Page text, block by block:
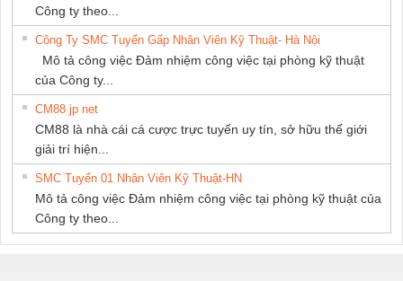
Công ty theo...
Công Ty SMC Tuyển Gấp Nhân Viên Kỹ Thuật- Hà Nội
Mô tả công việc Đảm nhiệm công việc tại phòng kỹ thuật
của Công ty...
CM88 jp net
CM88 là nhà cái cá cược trực tuyến uy tín, sở hữu thế giới
giải trí hiện...
SMC Tuyển 01 Nhân Viên Kỹ Thuật-HN
Mô tả công việc Đảm nhiệm công việc tại phòng kỹ thuật của
Công ty theo...